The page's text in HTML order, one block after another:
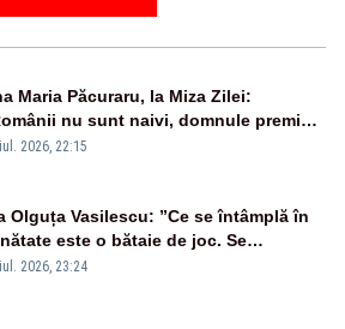
Maria Păcuraru, la Miza Zilei:
nu sunt naivi, domnule premier
2026, 22:15
Olguța Vasilescu: ”Ce se întâmplă în
este o bătaie de joc. Se
extraordinar de prost”
2026, 23:24